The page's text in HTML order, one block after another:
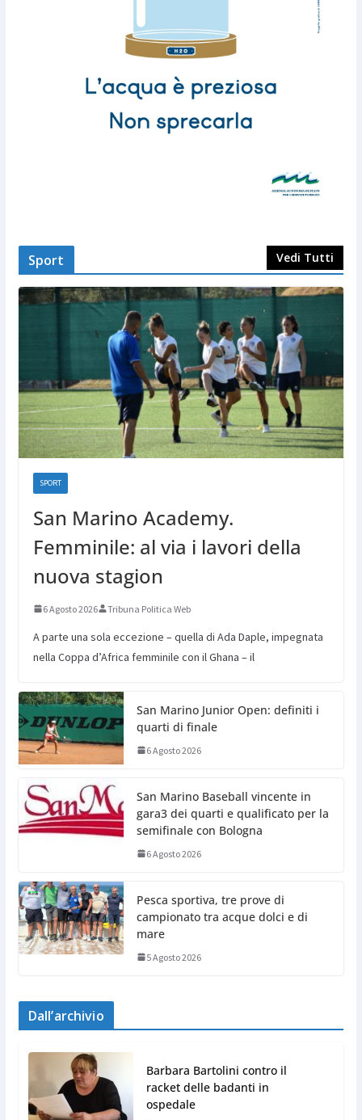
Sport Vedi Tutti
SPORT
San Marino Academy.
Femminile: al via i lavori della
nuova stagion
6 Agosto 2026 Tribuna Politica Web
A parte una sola eccezione – quella di Ada Daple, impegnata
nella Coppa d’Africa femminile con il Ghana – il
San Marino Junior Open: definiti i
quarti di finale
6 Agosto 2026
San Marino Baseball vincente in
gara3 dei quarti e qualificato per la
semifinale con Bologna
6 Agosto 2026
Pesca sportiva, tre prove di
campionato tra acque dolci e di
mare
5 Agosto 2026
Dall’archivio
Barbara Bartolini contro il
racket delle badanti in
ospedale